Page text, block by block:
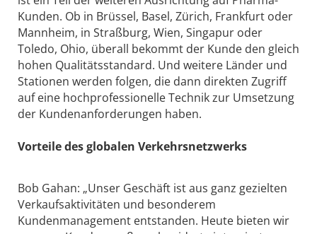
Kunden. Ob in Brüssel, Basel, Zürich, Frankfurt oder
Mannheim, in Straßburg, Wien, Singapur oder
Toledo, Ohio, überall bekommt der Kunde den gleich
hohen Qualitätsstandard. Und weitere Länder und
Stationen werden folgen, die dann direkten Zugriff
auf eine hoch­professionelle Technik zur Umsetzung
der Kundenanforderungen haben.
Vorteile des globalen Verkehrsnetzwerks
Bob Gahan: „Unser Geschäft ist aus ganz gezielten
Verkaufsaktivitäten und besonderem
Kundenmanagement entstanden. Heute bieten wir